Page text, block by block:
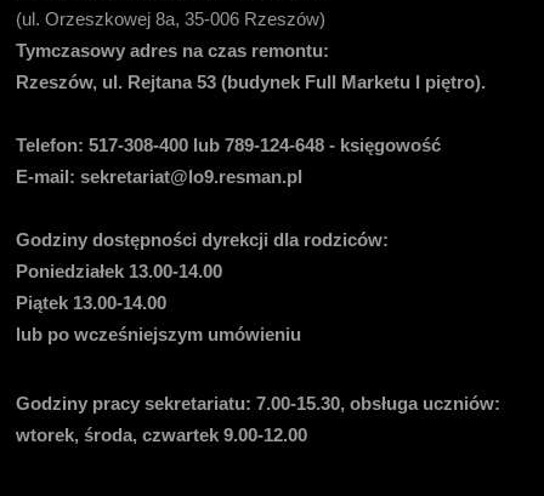
(ul. Orzeszkowej 8a, 35-006 Rzeszów)
Tymczasowy adres na czas remontu:
Rzeszów, ul. Rejtana 53 (budynek Full Marketu I piętro).
Telefon:517-308-400 lub 789-124-648 - księgowość
E-mail: sekretariat@lo9.resman.pl
Godziny dostępności dyrekcji dla rodziców:
Poniedziałek 13.00-14.00
Piątek 13.00-14.00
lub po wcześniejszym umówieniu
Godziny pracy sekretariatu: 7.00-15.30, obsługa uczniów:
wtorek, środa, czwartek 9.00-12.00